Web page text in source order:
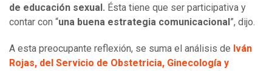
de educación sexual. Ésta tiene que ser participativa y
contar con “una buena estrategia comunicacional ”, dijo.
A esta preocupante reflexión, se suma el análisis de Iván
Rojas, del Servicio de Obstetricia, Ginecología y